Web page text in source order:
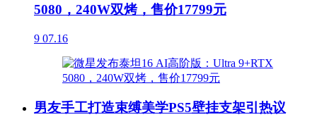
5080，240W双烤，售价17799元
9 07.16
男友手工打造束缚美学PS5壁挂支架引热议